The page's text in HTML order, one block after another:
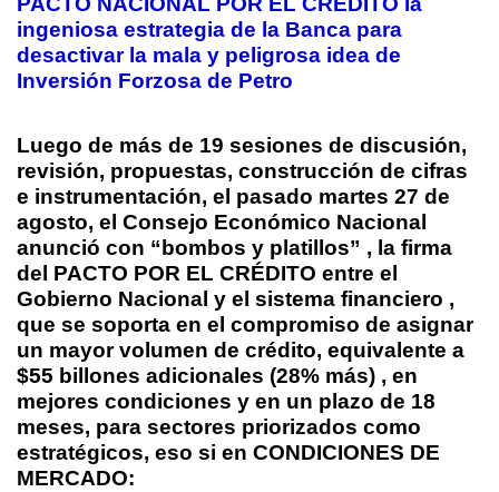
ingeniosa estrategia de la Banca para
desactivar la mala y peligrosa idea de
Inversión Forzosa de Petro
Luego de más de 19 sesiones de discusión,
revisión, propuestas, construcción de cifras
e instrumentación, el pasado martes 27 de
agosto, el Consejo Económico Nacional
anunció con “bombos y platillos” , la firma
del PACTO POR EL CRÉDITO entre el
Gobierno Nacional y el sistema financiero ,
que se soporta en el compromiso de asignar
un mayor volumen de crédito, equivalente a
$55 billones adicionales (28% más) , en
mejores condiciones y en un plazo de 18
meses, para sectores priorizados como
estratégicos, eso si en CONDICIONES DE
MERCADO: